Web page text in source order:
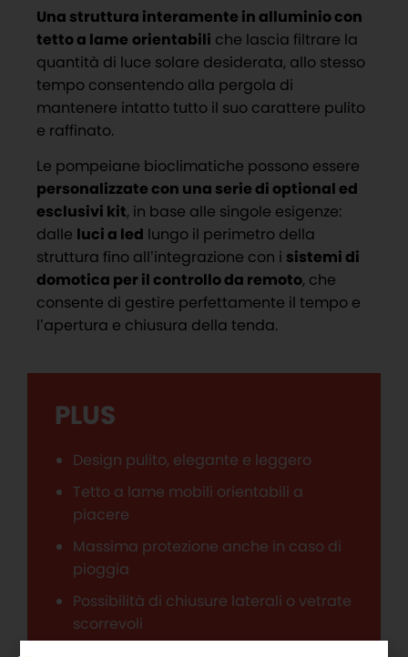
Una struttura interamente in alluminio con
tetto a lame orientabili che lascia filtrare la
quantità di luce solare desiderata, allo stesso
tempo consentendo alla pergola di
mantenere intatto tutto il suo carattere pulito
e raffinato.
Le pompeiane bioclimatiche possono essere
personalizzate con una serie di optional ed
esclusivi kit, in base alle singole esigenze:
dalle luci a led lungo il perimetro della
struttura fino all’integrazione con i sistemi di
domotica per il controllo da remoto, che
consente di gestire perfettamente il tempo e
l’apertura e chiusura della tenda.
PLUS
Design pulito, elegante e leggero
Tetto a lame mobili orientabili a
piacere
Massima protezione anche in caso di
pioggia
Possibilità di chiusure laterali o vetrate
scorrevoli